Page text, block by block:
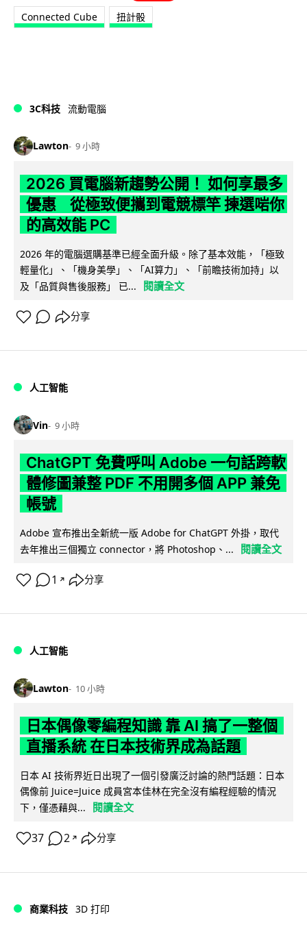
Connected Cube 扭計骰
3C科技 流動電腦
Lawton 9 小時
2026 買電腦新趨勢公開！ 如何享最多
優惠 從極致便攜到電競標竿 揀選啱你
的高效能 PC
2026 年的電腦選購基準已經全面升級。除了基本效能，「極致
輕量化」、「機身美學」、「AI算力」、「前瞻技術加持」以
及「品質與售後服務」 已...
閱讀全文
分享
人工智能
Vin 9 小時
ChatGPT 免費呼叫 Adobe 一句話跨軟
體修圖兼整 PDF 不用開多個 APP 兼免
帳號
Adobe 宣布推出全新統一版 Adobe for ChatGPT 外掛，取代
去年推出三個獨立 connector，將 Photoshop、...
閱讀全文
1 ↗ 分享
人工智能
Lawton 10 小時
日本偶像零編程知識 靠 AI 搞了一整個
直播系統 在日本技術界成為話題
日本 AI 技術界近日出現了一個引發廣泛討論的熱門話題：日本
偶像前 Juice=Juice 成員宮本佳林在完全沒有編程經驗的情況
下，僅憑藉與...
閱讀全文
37 2 ↗ 分享
商業科技 3D 打印